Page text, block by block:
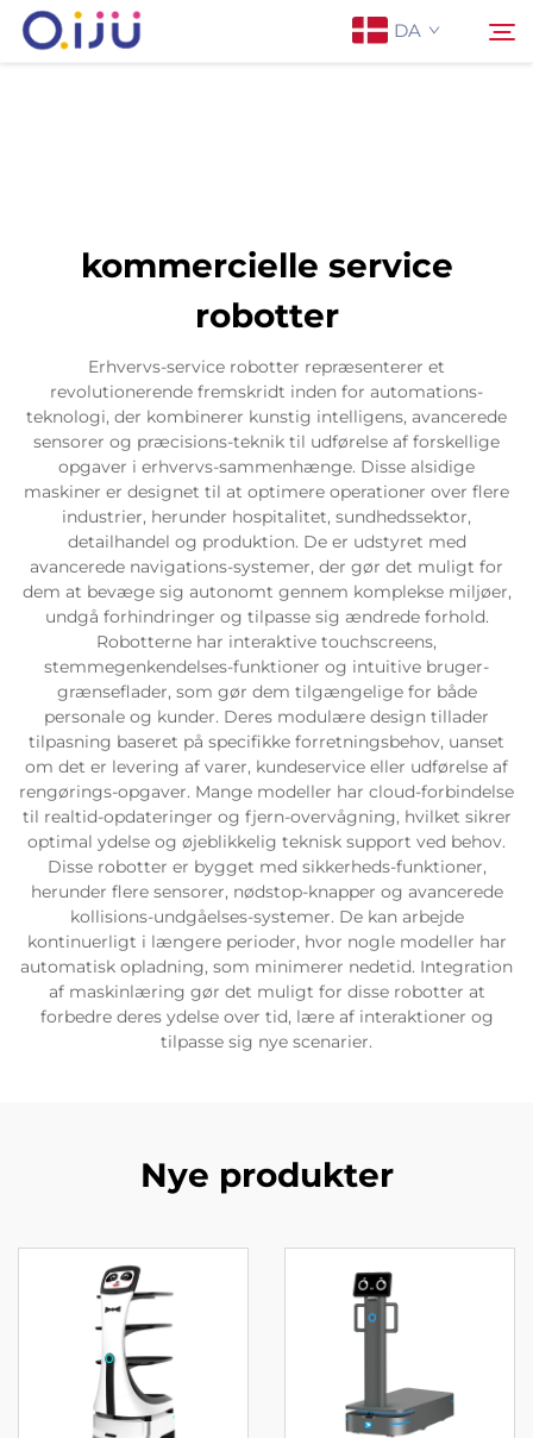
DA
Anvendelse
Sag
Nyheder
Servicesupport
Kontakt os
kommercielle service
robotter
Erhvervs-service robotter repræsenterer et
revolutionerende fremskridt inden for automations-
teknologi, der kombinerer kunstig intelligens, avancerede
sensorer og præcisions-teknik til udførelse af forskellige
opgaver i erhvervs-sammenhænge. Disse alsidige
maskiner er designet til at optimere operationer over flere
industrier, herunder hospitalitet, sundhedssektor,
detailhandel og produktion. De er udstyret med
avancerede navigations-systemer, der gør det muligt for
dem at bevæge sig autonomt gennem komplekse miljøer,
undgå forhindringer og tilpasse sig ændrede forhold.
Robotterne har interaktive touchscreens,
stemmegenkendelses-funktioner og intuitive bruger-
grænseflader, som gør dem tilgængelige for både
personale og kunder. Deres modulære design tillader
tilpasning baseret på specifikke forretningsbehov, uanset
om det er levering af varer, kundeservice eller udførelse af
rengørings-opgaver. Mange modeller har cloud-forbindelse
til realtid-opdateringer og fjern-overvågning, hvilket sikrer
optimal ydelse og øjeblikkelig teknisk support ved behov.
Disse robotter er bygget med sikkerheds-funktioner,
herunder flere sensorer, nødstop-knapper og avancerede
kollisions-undgåelses-systemer. De kan arbejde
kontinuerligt i længere perioder, hvor nogle modeller har
automatisk opladning, som minimerer nedetid. Integration
af maskinlæring gør det muligt for disse robotter at
forbedre deres ydelse over tid, lære af interaktioner og
tilpasse sig nye scenarier.
Nye produkter